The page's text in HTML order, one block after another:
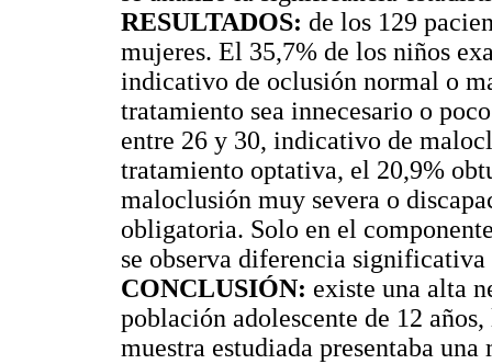
RESULTADOS: de los 129
mujeres. El 35,7% de los niños
indicativo de oclusión normal o
tratamiento sea innecesario o
entre 26 y 30, indicativo de
tratamiento optativa, el 20,9%
maloclusión muy severa o
obligatoria. Solo en el
se observa diferencia
CONCLUSIÓN: existe una alta
población adolescente de 12
muestra estudiada presentaba